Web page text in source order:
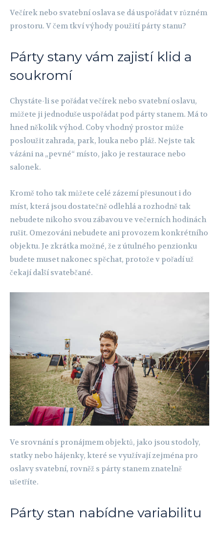
Večírek nebo svatební oslava se dá uspořádat v různém
prostoru. V čem tkví výhody použití párty stanu?
Párty stany vám zajistí klid a
soukromí
Chystáte-li se pořádat večírek nebo svatební oslavu,
můžete ji jednoduše uspořádat pod párty stanem. Má to
hned několik výhod. Coby vhodný prostor může
posloužit zahrada, park, louka nebo pláž. Nejste tak
vázáni na „pevné“ místo, jako je restaurace nebo
salonek.
Kromě toho tak můžete celé zázemí přesunout i do
míst, která jsou dostatečně odlehlá a rozhodně tak
nebudete nikoho svou zábavou ve večerních hodinách
rušit. Omezováni nebudete ani provozem konkrétního
objektu. Je zkrátka možné, že z útulného penzionku
budete muset nakonec spěchat, protože v pořadí už
čekají další svatebčané.
Ve srovnání s pronájmem objektů, jako jsou stodoly,
statky nebo hájenky, které se využívají zejména pro
oslavy svatební, rovněž s párty stanem znatelně
ušetříte.
Párty stan nabídne variabilitu